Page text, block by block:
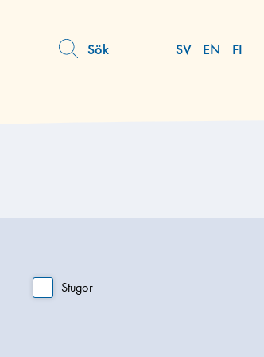
Sök SV EN FI
Stugor